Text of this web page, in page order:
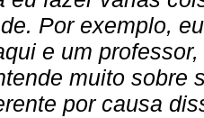
Por exemplo,
e um
muito sobre
por causa